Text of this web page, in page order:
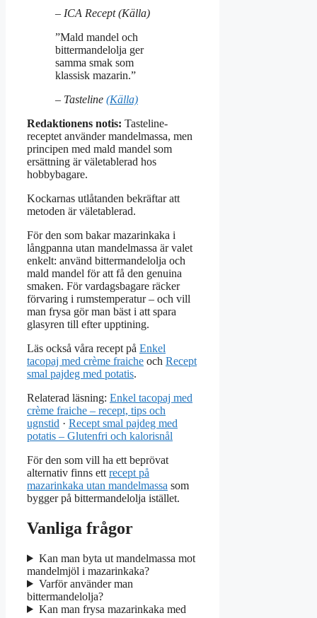
– ICA Recept (Källa)
”Mald mandel och
bittermandelolja ger
samma smak som
klassisk mazarin.”
– Tasteline (Källa)
Redaktionens notis: Tasteline-
receptet använder mandelmassa, men
principen med mald mandel som
ersättning är väletablerad hos
hobbybagare.
Kockarnas utlåtanden bekräftar att
metoden är väletablerad.
För den som bakar mazarinkaka i
långpanna utan mandelmassa är valet
enkelt: använd bittermandelolja och
mald mandel för att få den genuina
smaken. För vardagsbagare räcker
förvaring i rumstemperatur – och vill
man frysa gör man bäst i att spara
glasyren till efter upptining.
Läs också våra recept på Enkel
tacopaj med crème fraiche och Recept
smal pajdeg med potatis.
Relaterad läsning: Enkel tacopaj med
crème fraiche – recept, tips och
ugnstid · Recept smal pajdeg med
potatis – Glutenfri och kalorisnål
För den som vill ha ett beprövat
alternativ finns ett recept på
mazarinkaka utan mandelmassa som
bygger på bittermandelolja istället.
Vanliga frågor
Kan man byta ut mandelmassa mot
mandelmjöl i mazarinkaka?
Varför använder man
bittermandelolja?
Kan man frysa mazarinkaka med